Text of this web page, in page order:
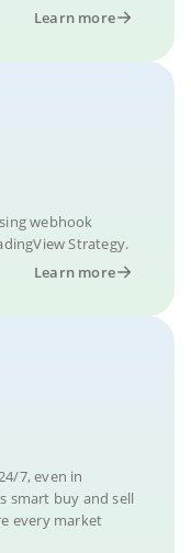
Learn more
webhook
Strategy.
Learn more
7, even in
smart buy and sell
every market